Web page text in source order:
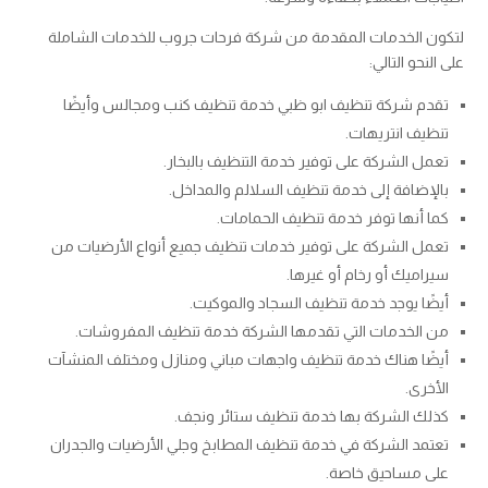
لتكون الخدمات المقدمة من شركة فرحات جروب للخدمات الشاملة
على النحو التالي:
تقدم شركة تنظيف ابو ظبي خدمة تنظيف كنب ومجالس وأيضًا
تنظيف انتريهات.
تعمل الشركة على توفير خدمة التنظيف بالبخار.
بالإضافة إلى خدمة تنظيف السلالم والمداخل.
كما أنها توفر خدمة تنظيف الحمامات.
تعمل الشركة على توفير خدمات تنظيف جميع أنواع الأرضيات من
سيراميك أو رخام أو غيرها.
أيضًا يوجد خدمة تنظيف السجاد والموكيت.
من الخدمات التي تقدمها الشركة خدمة تنظيف المفروشات.
أيضًا هناك خدمة تنظيف واجهات مباني ومنازل ومختلف المنشآت
الأخرى.
كذلك الشركة بها خدمة تنظيف ستائر ونجف.
تعتمد الشركة في خدمة تنظيف المطابخ وجلي الأرضيات والجدران
على مساحيق خاصة.